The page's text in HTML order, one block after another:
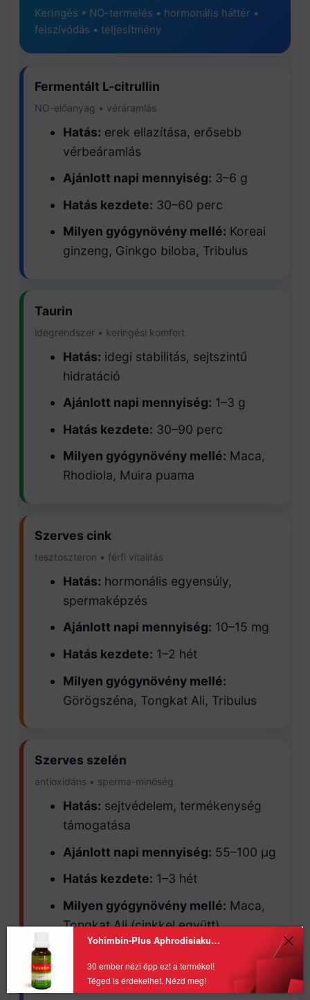
Keringés • NO-termelés • hormonális háttér •
felszívódás • teljesítmény
Fermentált L-citrullin
NO-előanyag • véráramlás
Hatás: erek ellazítása, erősebb
vérbeáramlás
Ajánlott napi mennyiség: 3–6 g
Hatás kezdete: 30–60 perc
Milyen gyógynövény mellé: Koreai
ginzeng, Ginkgo biloba, Tribulus
Taurin
idegrendszer • keringési komfort
Hatás: idegi stabilitás, sejtszintű
hidratáció
Ajánlott napi mennyiség: 1–3 g
Hatás kezdete: 30–90 perc
Milyen gyógynövény mellé: Maca,
Rhodiola, Muira puama
Szerves cink
tesztoszteron • férfi vitalitás
Hatás: hormonális egyensúly,
spermaképzés
Ajánlott napi mennyiség: 10–15 mg
Hatás kezdete: 1–2 hét
Milyen gyógynövény mellé:
Görögszéna, Tongkat Ali, Tribulus
Szerves szelén
antioxidáns • sperma-minőség
Hatás: sejtvédelem, termékenység
támogatása
Ajánlott napi mennyiség: 55–100 µg
Hatás kezdete: 1–3 hét
Milyen gyógynövény mellé: Maca,
Tongkat Ali (cinkkel együtt)
Niacin (B3 vitamin)
Yohimbin‑Plus Aphrodisiakum 20 ml – A szenvedély újjáéledése
30 ember nézi épp ezt a terméket!
Téged is érdekelhet. Nézd meg!